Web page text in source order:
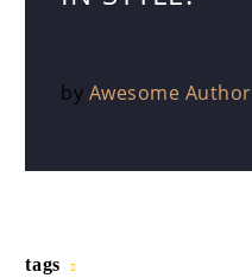
by Awesome Author
tags